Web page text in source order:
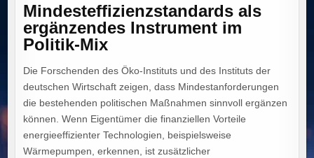
Mindesteffizienzstandards als
ergänzendes Instrument im
Politik-Mix
Die Forschenden des Öko-Instituts und des Instituts der
deutschen Wirtschaft zeigen, dass Mindestanforderungen
die bestehenden politischen Maßnahmen sinnvoll ergänzen
können. Wenn Eigentümer die finanziellen Vorteile
energieeffizienter Technologien, beispielsweise
Wärmepumpen, erkennen, ist zusätzlicher